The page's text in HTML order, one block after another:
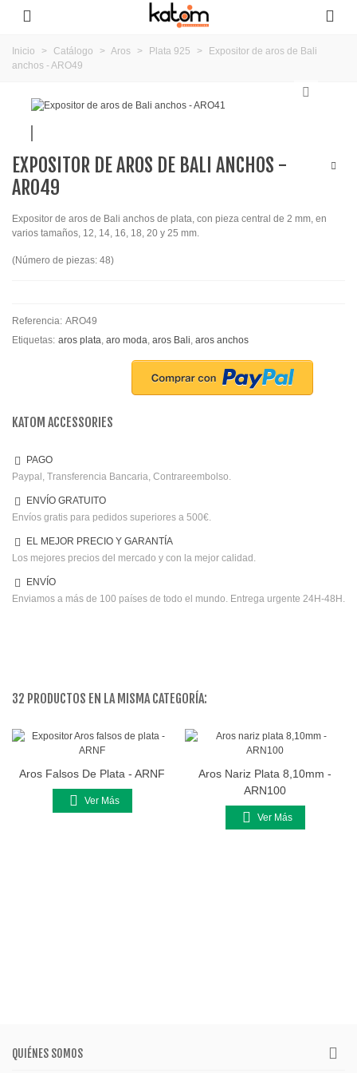
Inicio > Catálogo > Aros > Plata 925 >
Expositor de aros de Bali
anchos - ARO49
EXPOSITOR DE AROS DE BALI ANCHOS -
ARO49
Expositor de aros de Bali anchos de plata, con pieza central de 2 mm, en
varios tamaños, 12, 14, 16, 18, 20 y 25 mm.
(Número de piezas: 48)
Referencia: ARO49
Etiquetas: aros plata, aro moda, aros Bali, aros anchos
KATOM ACCESSORIES
PAGO
Paypal, Transferencia Bancaria, Contrareembolso.
ENVÍO GRATUITO
Envíos gratis para pedidos superiores a 500€.
EL MEJOR PRECIO Y GARANTÍA
Los mejores precios del mercado y con la mejor calidad.
ENVÍO
Enviamos a más de 100 países de todo el mundo. Entrega urgente 24H-48H.
32 PRODUCTOS EN LA MISMA CATEGORÍA:
Aros Falsos De Plata - ARNF
Ver Más
Aros Nariz Plata 8,10mm -
ARN100
Ver Más
QUIÉNES SOMOS